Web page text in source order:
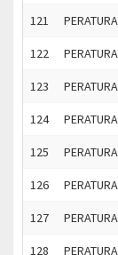
121
122
123
124
125
126
127
128